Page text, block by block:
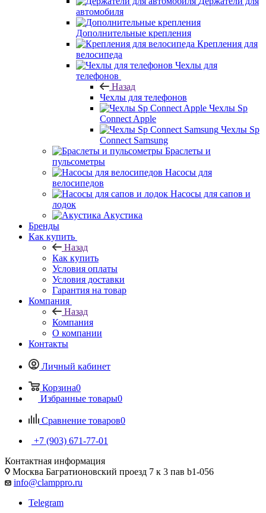
автомобиля
Дополнительные крепления
Крепления для
велосипеда
Чехлы для
телефонов
Назад
Чехлы для телефонов
Чехлы Sp
Connect Apple
Чехлы Sp
Connect Samsung
Браслеты и
пульсометры
Насосы для
велосипедов
Насосы для сапов и
лодок
Акустика
Бренды
Как купить
Назад
Как купить
Условия оплаты
Условия доставки
Гарантия на товар
Компания
Назад
Компания
О компании
Контакты
Личный кабинет
Корзина0
Избранные товары0
Сравнение товаров0
+7 (903) 671-77-01
Контактная информация
Москва Багратионовский проезд 7 к 3 пав b1-056
info@clamppro.ru
Telegram